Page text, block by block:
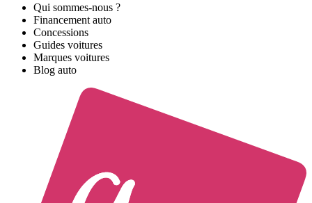
Qui sommes-nous ?
Financement auto
Concessions
Guides voitures
Marques voitures
Blog auto